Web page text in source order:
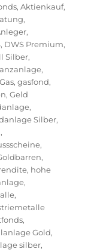
,Aktienkauf,
,
,
, DWS Premium,
Silber,
,
Gas,gasfond,
,Geld
,
Silber,
,
,
,
, hohe
,
,
,
Gold,
silber,